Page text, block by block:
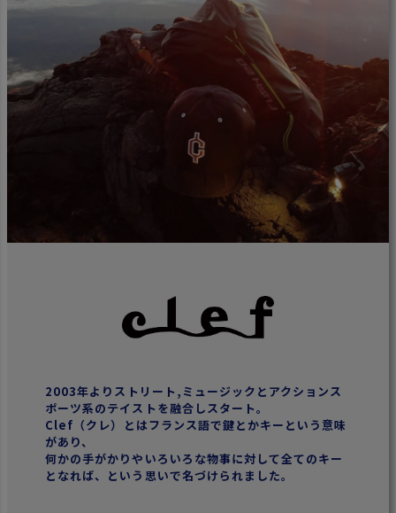
2003年よりストリート,ミュージックとアクションス
ポーツ系のテイストを融合しスタート。
Clef（クレ）とはフランス語で鍵とかキーという意味
があり、
何かの手がかりやいろいろな物事に対して全てのキー
となれば、という思いで名づけられました。